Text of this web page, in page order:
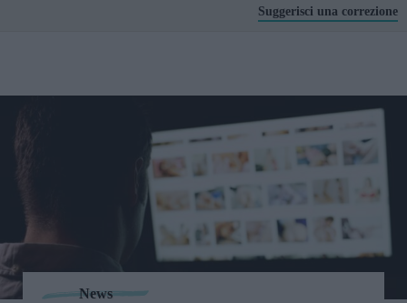
Suggerisci una correzione
News